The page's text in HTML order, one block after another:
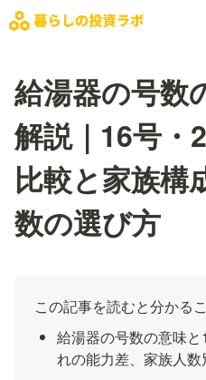
給湯器の号数
解説｜16号・
比較と家族構
数の選び方
この記事を読むと分かる
給湯器の号数の意味
れの能力差、家族人